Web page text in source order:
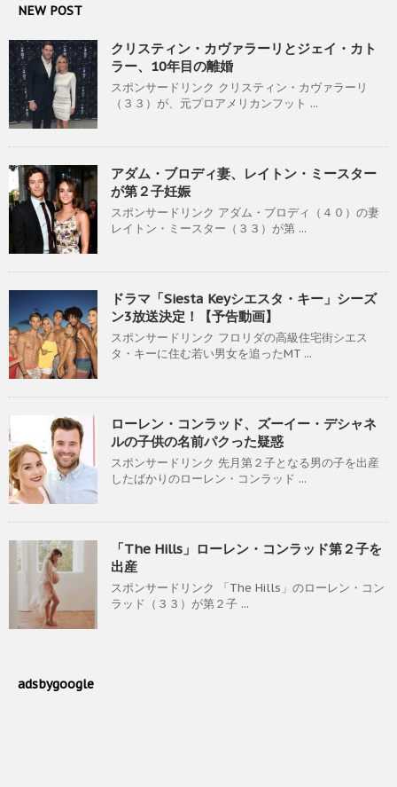
NEW POST
クリスティン・カヴァラーリとジェイ・カト
ラー、10年目の離婚
スポンサードリンク クリスティン・カヴァラーリ
（３３）が、元プロアメリカンフット ...
アダム・ブロディ妻、レイトン・ミースター
が第２子妊娠
スポンサードリンク アダム・ブロディ（４０）の妻
レイトン・ミースター（３３）が第 ...
ドラマ「Siesta Keyシエスタ・キー」シーズ
ン3放送決定！【予告動画】
スポンサードリンク フロリダの高級住宅街シエス
タ・キーに住む若い男女を追ったMT ...
ローレン・コンラッド、ズーイー・デシャネ
ルの子供の名前パクった疑惑
スポンサードリンク 先月第２子となる男の子を出産
したばかりのローレン・コンラッド ...
「The Hills」ローレン・コンラッド第２子を
出産
スポンサードリンク 「The Hills」のローレン・コン
ラッド（３３）が第２子 ...
adsbygoogle